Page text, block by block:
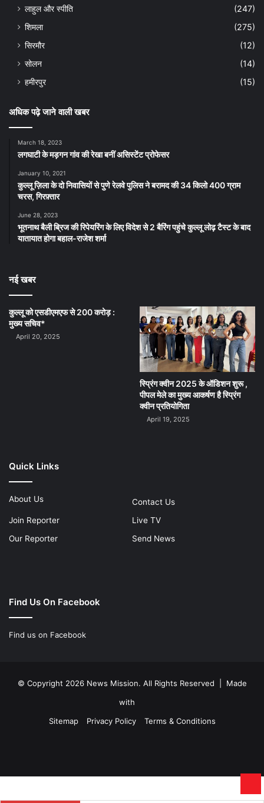
लाहुल और स्पीति
(247)
शिमला
(275)
सिरमौर
(12)
सोलन
(14)
हमीरपुर
(15)
अधिक पढ़े जाने वाली खबर
March 18, 2023
लगघाटी के मड़गन गांव की रेखा बनीं असिस्टेंट प्रोफेसर
January 10, 2021
कुल्लू ज़िला के दो निवासियों से पुणे रेलवे पुलिस ने बरामद की 34 किलो 400 ग्राम
चरस, गिरफ़्तार
June 28, 2023
भूतनाथ बैली ब्रिज की रिपेयरिंग के लिए विदेश से 2 बैरिंग पहुंचे कुल्लू लोढ़ टैस्ट के बाद
यातायात होगा बहाल-राजेश शर्मा
नई खबर
कुल्लू को एसडीएमएफ से 200 करोड़ :
मुख्य सचिव*
April 20, 2025
स्प्रिंग क्वीन 2025 के ऑडिशन शुरू ,
पीपल मेले का मुख्य आकर्षण है स्प्रिंग
क्वीन प्रतियोगिता
April 19, 2025
Quick Links
About Us
Contact Us
Join Reporter
Live TV
Our Reporter
Send News
Find Us On Facebook
Find us on Facebook
© Copyright 2026 News Mission. All Rights Reserved | Made
with
Sitemap
Privacy Policy Terms & Conditions